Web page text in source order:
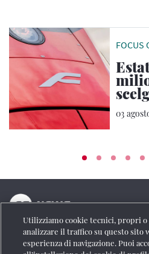
FOCUS
03
La testata online del Gruppo FS
Social
Utilizziamo cookie tecnici, propri
analizzare il traffico su questo sito
esperienza di navigazione. Puoi